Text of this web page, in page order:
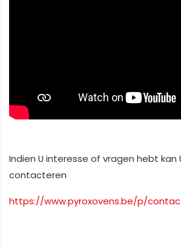
Indien U interesse of vragen hebt kan
contacteren
https://www.pyroxovens.be/p/